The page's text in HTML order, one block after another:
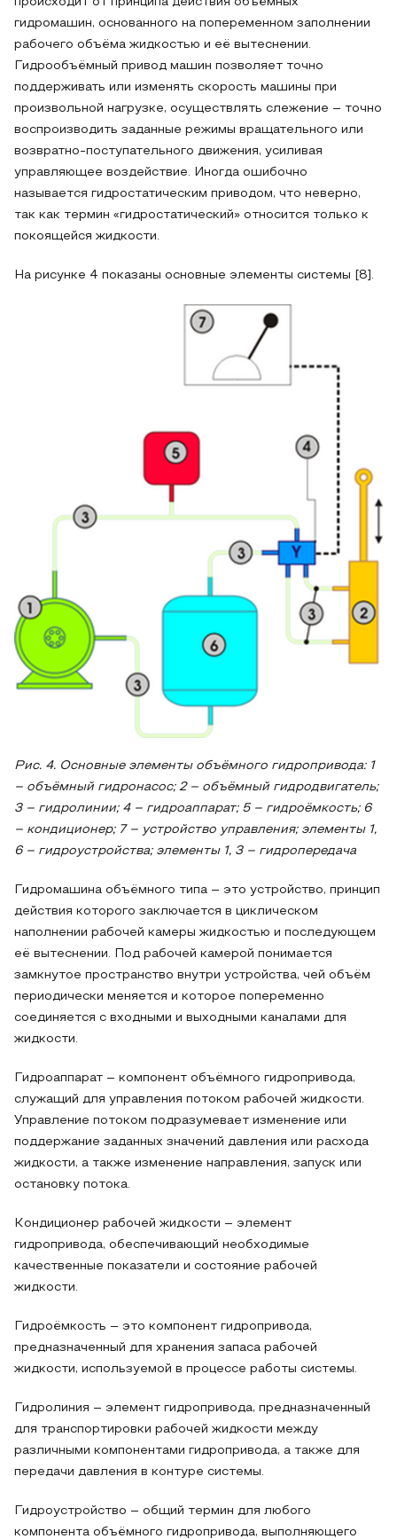
происходит от принципа действия объёмных
гидромашин, основанного на попеременном заполнении
рабочего объёма жидкостью и её вытеснении.
Гидрообъёмный привод машин позволяет точно
поддерживать или изменять скорость машины при
произвольной нагрузке, осуществлять слежение – точно
воспроизводить заданные режимы вращательного или
возвратно-поступательного движения, усиливая
управляющее воздействие. Иногда ошибочно
называется гидростатическим приводом, что неверно,
так как термин «гидростатический» относится только к
покоящейся жидкости.
На рисунке 4 показаны основные элементы системы [8].
Рис. 4. Основные элементы объёмного гидропривода: 1
– объёмный гидронасос; 2 – объёмный гидродвигатель;
3 – гидролинии; 4 – гидроаппарат; 5 – гидроёмкость; 6
– кондиционер; 7 – устройство управления; элементы 1,
6 – гидроустройства; элементы 1, 3 – гидропередача
Гидромашина объёмного типа – это устройство, принцип
действия которого заключается в циклическом
наполнении рабочей камеры жидкостью и последующем
её вытеснении. Под рабочей камерой понимается
замкнутое пространство внутри устройства, чей объём
периодически меняется и которое попеременно
соединяется с входными и выходными каналами для
жидкости.
Гидроаппарат – компонент объёмного гидропривода,
служащий для управления потоком рабочей жидкости.
Управление потоком подразумевает изменение или
поддержание заданных значений давления или расхода
жидкости, а также изменение направления, запуск или
остановку потока.
Кондиционер рабочей жидкости – элемент
гидропривода, обеспечивающий необходимые
качественные показатели и состояние рабочей
жидкости.
Гидроёмкость – это компонент гидропривода,
предназначенный для хранения запаса рабочей
жидкости, используемой в процессе работы системы.
Гидролиния – элемент гидропривода, предназначенный
для транспортировки рабочей жидкости между
различными компонентами гидропривода, а также для
передачи давления в контуре системы.
Гидроустройство – общий термин для любого
компонента объёмного гидропривода, выполняющего